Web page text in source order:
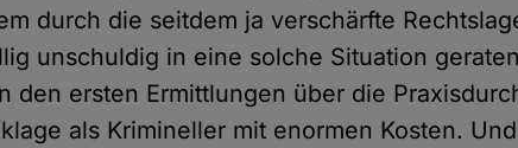
durch die seitdem ja verschärfte
unschuldig in eine solche Situation
den ersten Ermittlungen über die
als Krimineller mit enormen Kosten.